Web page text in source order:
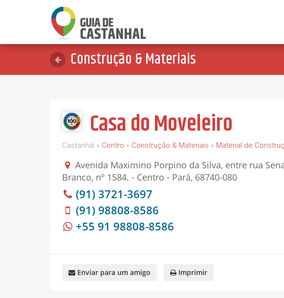
Construção & Materiais
Casa do Moveleiro
Castanhal » Centro » Construção & Materiais » Material de
Avenida Maximino Porpino da Silva, entre rua
Branco, nº 1584. - Centro - Pará, 68740-080
(91) 3721-3697
(91) 98808-8586
+55 91 98808-8586
Enviar para um amigo Imprimir